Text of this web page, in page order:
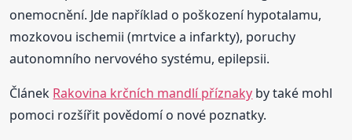
onemocnění. Jde například o poškození hypotalamu,
mozkovou ischemii (mrtvice a infarkty), poruchy
autonomního nervového systému, epilepsii.
Článek Rakovina krčních mandlí příznaky by také mohl
pomoci rozšířit povědomí o nové poznatky.